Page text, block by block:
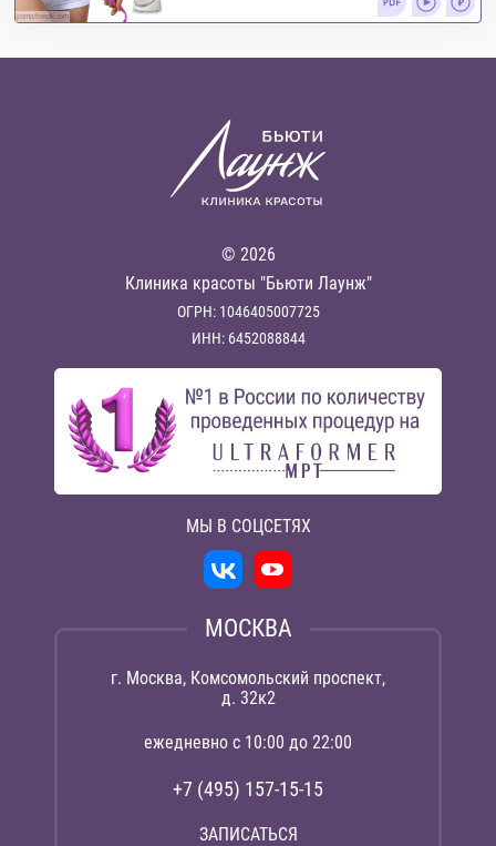
jcomp/freepik.com
© 2026
Клиника красоты "Бьюти Лаунж"
ОГРН: 1046405007725
ИНН: 6452088844
МЫ В СОЦСЕТЯХ
МОСКВА
г. Москва, Комсомольский проспект,
д. 32к2
ежедневно с 10:00 до 22:00
+7 (495) 157-15-15
ЗАПИСАТЬСЯ